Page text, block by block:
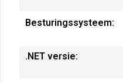
Besturingssysteem:
.NET versie: